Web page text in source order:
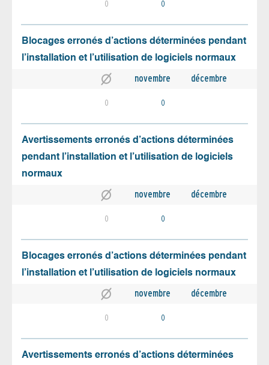
0 0
Blocages erronés d’actions déterminées pendant
l’installation et l’utilisation de logiciels normaux
novembre décembre
0 0
Avertissements erronés d’actions déterminées
pendant l’installation et l’utilisation de logiciels
normaux
novembre décembre
0 0
Blocages erronés d’actions déterminées pendant
l’installation et l’utilisation de logiciels normaux
novembre décembre
0 0
Avertissements erronés d’actions déterminées